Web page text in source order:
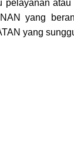
pelayanan
yang
yang